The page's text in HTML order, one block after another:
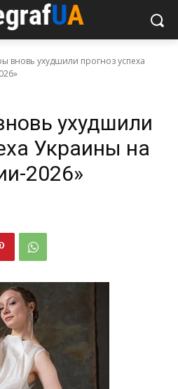
вновь ухудшили прогноз успеха
ухудшили
Украины на
2026»